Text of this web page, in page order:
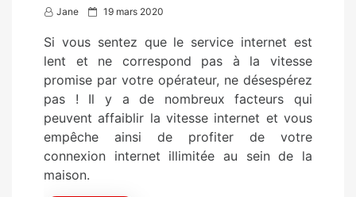
Jane
P
s
t
e
o
n
19 mars 2020
Si vous sentez que le service internet est
lent et ne correspond pas à la vitesse
promise par votre opérateur, ne désespérez
pas ! Il y a de nombreux facteurs qui
peuvent affaiblir la vitesse internet et vous
empêche ainsi de profiter de votre
connexion internet illimitée au sein de la
maison.